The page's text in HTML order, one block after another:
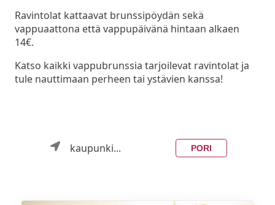
Ravintolat kattaavat brunssipöydän sekä
vappuaattona että vappupäivänä hintaan alkaen
14€.
Katso kaikki vappubrunssia tarjoilevat ravintolat ja
tule nauttimaan perheen tai ystävien kanssa!
kaupunki... PORI